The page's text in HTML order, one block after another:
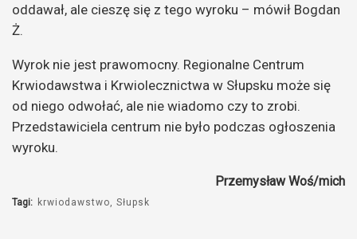
oddawał, ale cieszę się z tego wyroku – mówił Bogdan
Ż.
Wyrok nie jest prawomocny. Regionalne Centrum
Krwiodawstwa i Krwiolecznictwa w Słupsku może się
od niego odwołać, ale nie wiadomo czy to zrobi.
Przedstawiciela centrum nie było podczas ogłoszenia
wyroku.
Przemysław Woś/mich
Tagi: krwiodawstwo Słupsk